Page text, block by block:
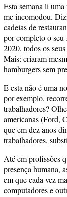
Esta semana li
me incomodou.
cadeias de
por completo o seu
2020, todos os
Mais: criaram
hamburgers sem
E esta não é uma
por exemplo,
trabalhadores?
americanas (Ford,
que em dez anos
trabalhadores,
Até em profissões
presença humana,
em que cada vez
computadores e